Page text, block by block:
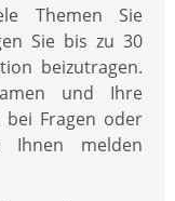
Themen Sie
Sie bis zu 30
beizutragen.
und Ihre
Fragen oder
Ihnen melden